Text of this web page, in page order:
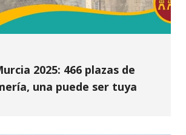
2025: 466 plazas de
una puede ser tuya